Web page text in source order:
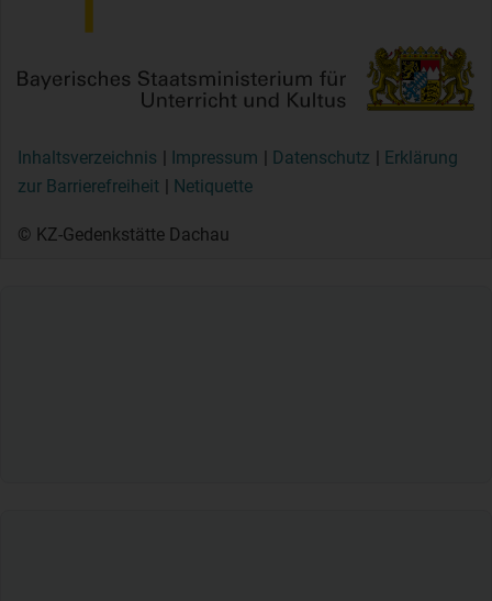
Inhaltsverzeichnis Impressum Datenschutz
Erklärung
zur Barrierefreiheit
Netiquette
© KZ-Gedenkstätte Dachau